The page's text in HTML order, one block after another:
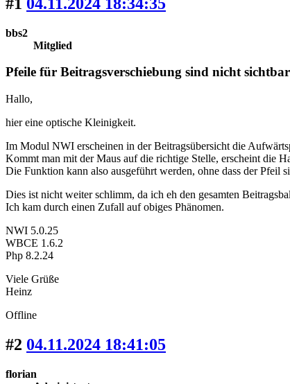
bbs2
Mitglied
Pfeile für Beitragsverschiebung sind nicht sichtbar
Hallo,
hier eine optische Kleinigkeit.
Im Modul NWI erscheinen in der Beitragsübersicht die
Kommt man mit der Maus auf die richtige Stelle, erscheint die
Die Funktion kann also ausgeführt werden, ohne dass der Pfeil
Dies ist nicht weiter schlimm, da ich eh den gesamten
Ich kam durch einen Zufall auf obiges Phänomen.
NWI 5.0.25
WBCE 1.6.2
Php 8.2.24
Viele Grüße
Heinz
Offline
#2 04.11.2024 18:41:05
florian